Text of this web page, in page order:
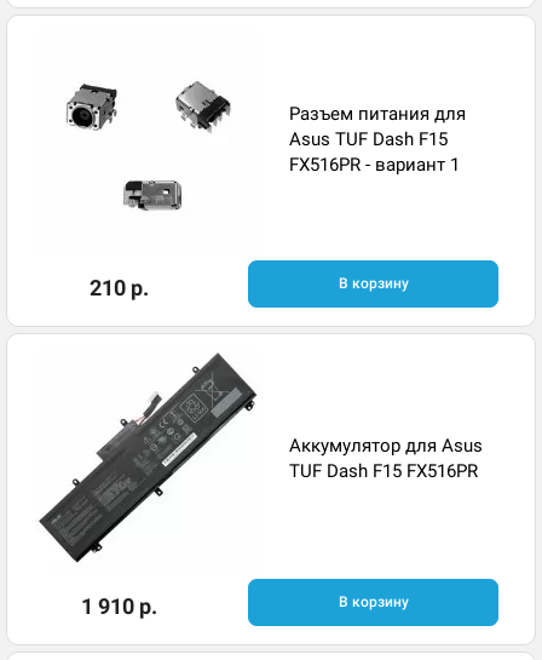
Разъем питания для
Asus TUF Dash F15
FX516PR - вариант 1
210 р. В корзину
Аккумулятор для Asus
TUF Dash F15 FX516PR
1 910 р. В корзину